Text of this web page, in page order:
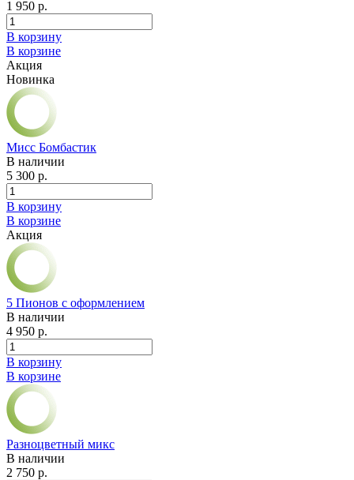
1 950 р.
В корзину
В корзине
Акция
Новинка
Мисс Бомбастик
В наличии
5 300 р.
В корзину
В корзине
Акция
5 Пионов с оформлением
В наличии
4 950 р.
В корзину
В корзине
Разноцветный микс
В наличии
2 750 р.